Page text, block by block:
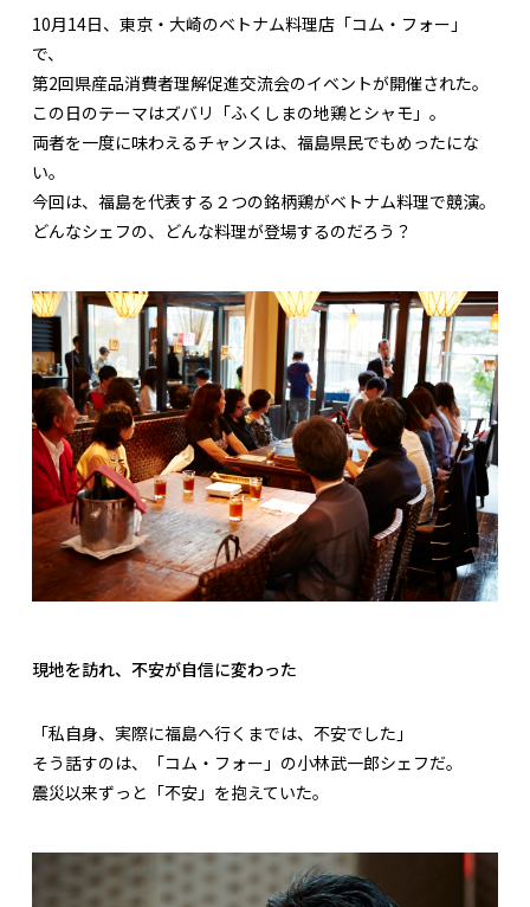
10月14日、東京・大崎のベトナム料理店「コム・フォー」
で、
第2回県産品消費者理解促進交流会のイベントが開催された。
この日のテーマはズバリ「ふくしまの地鶏とシャモ」。
両者を一度に味わえるチャンスは、福島県民でもめったにな
い。
今回は、福島を代表する２つの銘柄鶏がベトナム料理で競演。
どんなシェフの、どんな料理が登場するのだろう？
現地を訪れ、不安が自信に変わった
「私自身、実際に福島へ行くまでは、不安でした」
そう話すのは、「コム・フォー」の小林武一郎シェフだ。
震災以来ずっと「不安」を抱えていた。